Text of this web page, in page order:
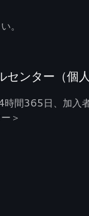
。
ンター（個
間365日、加入
ー＞